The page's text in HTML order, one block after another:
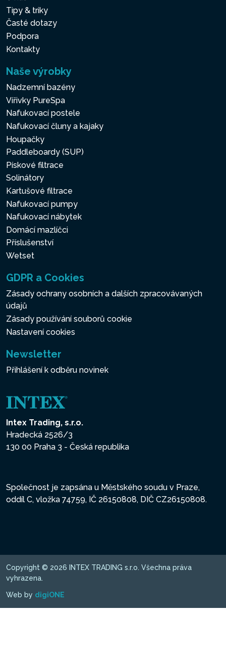
Tipy & triky
Časté dotazy
Podpora
Kontakty
Naše výrobky
Nadzemní bazény
Vířivky PureSpa
Nafukovací postele
Nafukovací čluny a kajaky
Houpačky
Paddleboardy (SUP)
Pískové filtrace
Solinátory
Kartušové filtrace
Nafukovací pumpy
Nafukovací nábytek
Domácí mazlíčci
Příslušenství
Wetset
GDPR a Cookies
Zásady ochrany osobních a dalších zpracovávaných
údajů
Zásady používání souborů cookie
Nastavení cookies
Newsletter
Přihlášení k odběru novinek
Intex Trading, s.r.o.
Hradecká 2526/3
130 00 Praha 3 - Česká republika
Společnost je zapsána u Městského soudu v Praze,
oddíl C, vložka 74759, IČ 26150808, DIČ CZ26150808.
Copyright © 2026 INTEX TRADING s.r.o. Všechna práva
vyhrazena.
Web by digiONE